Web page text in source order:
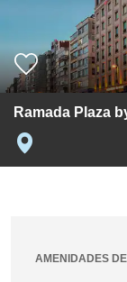
Ramada Plaza
AMENIDADES